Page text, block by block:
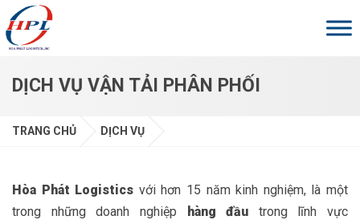
Skip to main content
DỊCH VỤ VẬN TẢI PHÂN PHỐI
TRANG CHỦ DỊCH VỤ
Hòa Phát Logistics với hơn 15 năm kinh nghiệm, là một
trong những doanh nghiệp
hàng đầu trong lĩnh vực